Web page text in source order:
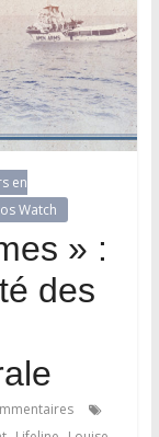
en
Watch
» :
des